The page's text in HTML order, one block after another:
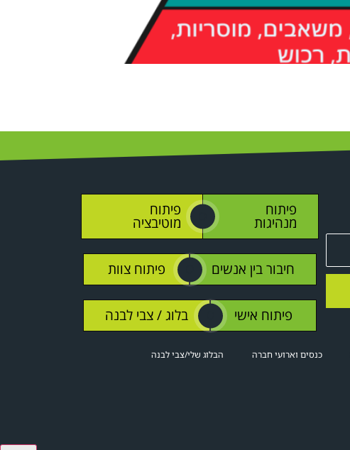
פיתוח
מנהיגות
פיתוח
מוטיבציה
חיבור בין אנשים פיתוח צוות
פיתוח אישי בלוג / צבי לבנה
כנסים וארועי חברה הבלוג שלי/צבי לבנה